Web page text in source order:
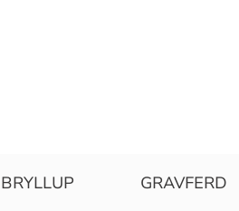
BRYLLUP GRAVFERD